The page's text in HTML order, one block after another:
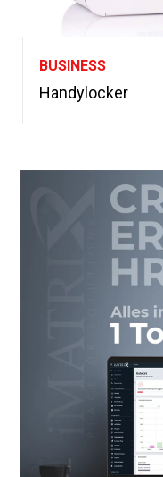
BUSINESS
Handylocker